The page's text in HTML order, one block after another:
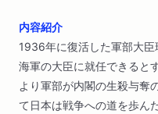
内容紹介
1936年に復活した軍部大
海軍の大臣に就任できると
より軍部が内閣の生殺与奪
て日本は戦争への道を歩